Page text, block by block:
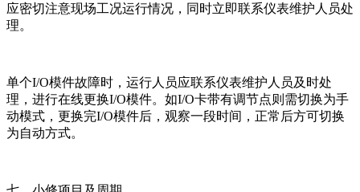
应密切注意现场工况运行情况，同时立即联系仪表维护人员处
理。
单个I/O模件故障时，运行人员应联系仪表维护人员及时处
理，进行在线更换I/O模件。如I/O卡带有调节点则需切换为手
动模式，更换完I/O模件后，观察一段时间，正常后方可切换
为自动方式。